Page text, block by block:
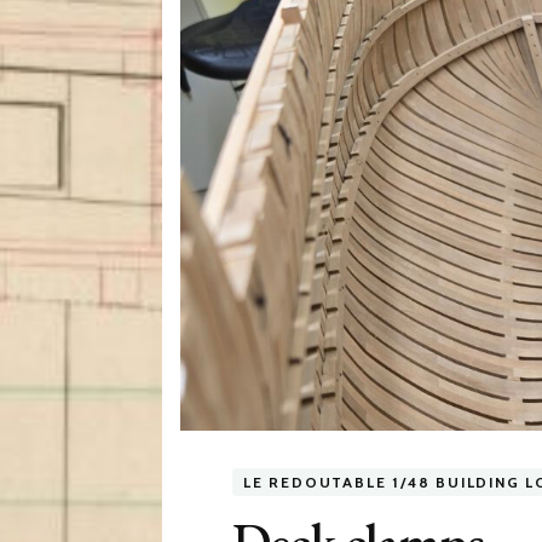
LE REDOUTABLE 1/48 BUILDING